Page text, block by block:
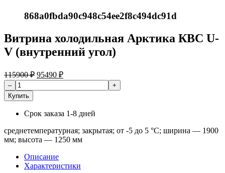
868a0fbda90c948c54ee2f8c494dc91d
Витрина холодильная Арктика КВС U-
V (внутренний угол)
115900₽ 95490 ₽
Купить
Срок заказа 1-8 дней
среднетемпературная; закрытая; от -5 до 5 °C; ширина — 1900
мм; высота — 1250 мм
Описание
Характеристики